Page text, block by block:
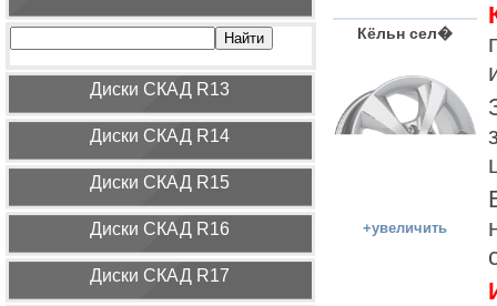
Диcки СКАД R13
Диcки СКАД R14
Диcки СКАД R15
Диcки СКАД R16
Диcки СКАД R17
Кёльн сел�
+увеличить